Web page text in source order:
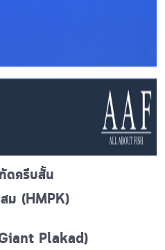
ดครีบสั้น
ม (HMPK)
Plakad)